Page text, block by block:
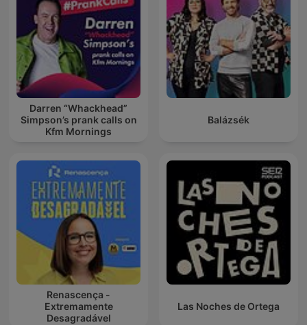
Darren “Whackhead”
Simpson’s prank calls on
Kfm Mornings
Balázsék
Renascença -
Extremamente
Desagradável
Las Noches de Ortega